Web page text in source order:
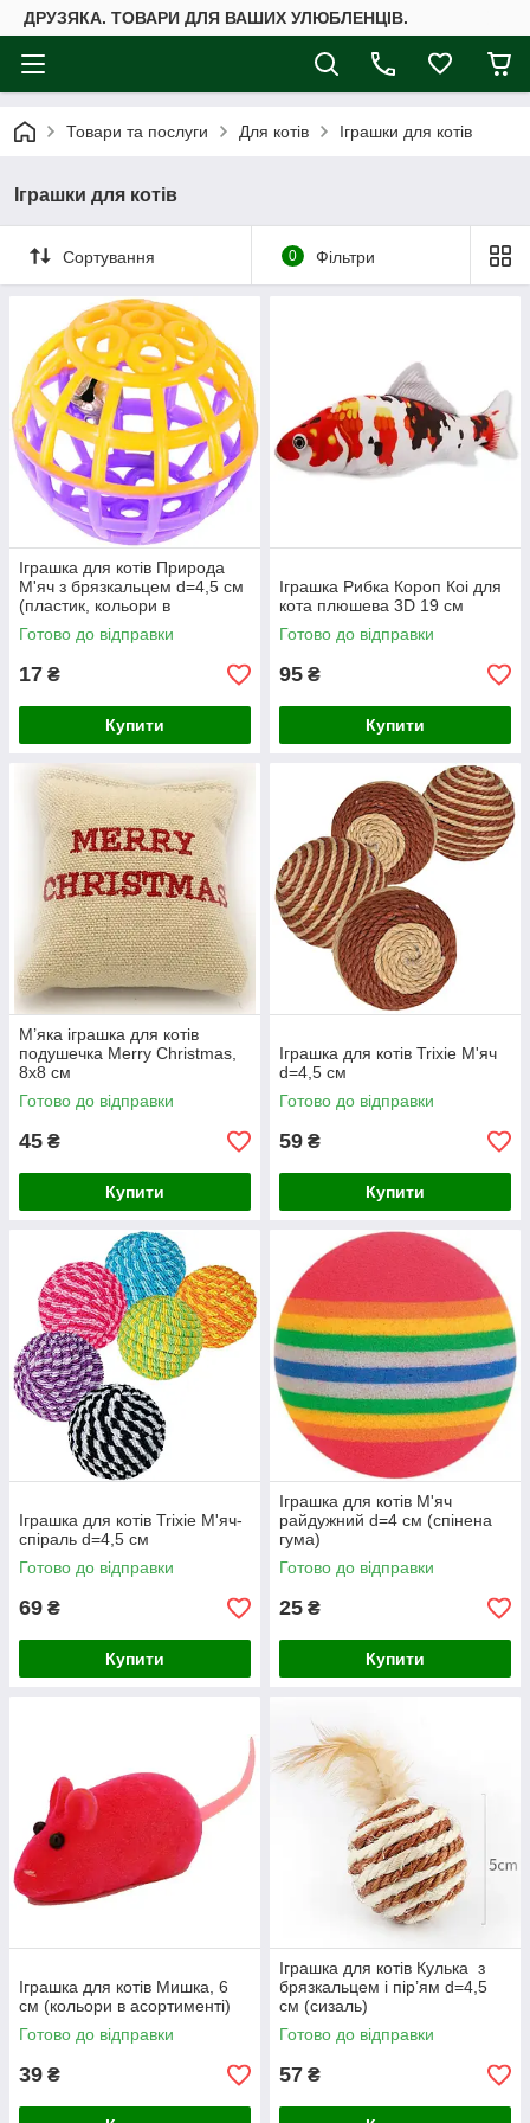
ДРУЗЯКА. ТОВАРИ ДЛЯ ВАШИХ УЛЮБЛЕНЦІВ.
Товари та послуги Для котів Іграшки для котів
Іграшки для котів
Сортування 0 Фільтри
Іграшка для котів Природа
М'яч з брязкальцем d=4,5 см
(пластик, кольори в
асортименті)
Готово до відправки
17 ₴
Купити
Іграшка Рибка Короп Коі для
кота плюшева 3D 19 см
Готово до відправки
95 ₴
Купити
М’яка іграшка для котів
подушечка Merry Christmas,
8х8 см
Готово до відправки
45 ₴
Купити
Іграшка для котів Trixie М'яч
d=4,5 см
Готово до відправки
59 ₴
Купити
Іграшка для котів Trixie М'яч-
спіраль d=4,5 см
Готово до відправки
69 ₴
Купити
Іграшка для котів М'яч
райдужний d=4 см (спінена
гума)
Готово до відправки
25 ₴
Купити
Іграшка для котів Мишка, 6
см (кольори в асортименті)
Готово до відправки
39 ₴
Іграшка для котів Кулька з
брязкальцем і пір’ям d=4,5
см (сизаль)
Готово до відправки
57 ₴